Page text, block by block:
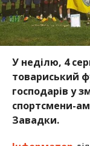
У неділю, 4
товариський
господарів у
спортсмени-
Завадки.